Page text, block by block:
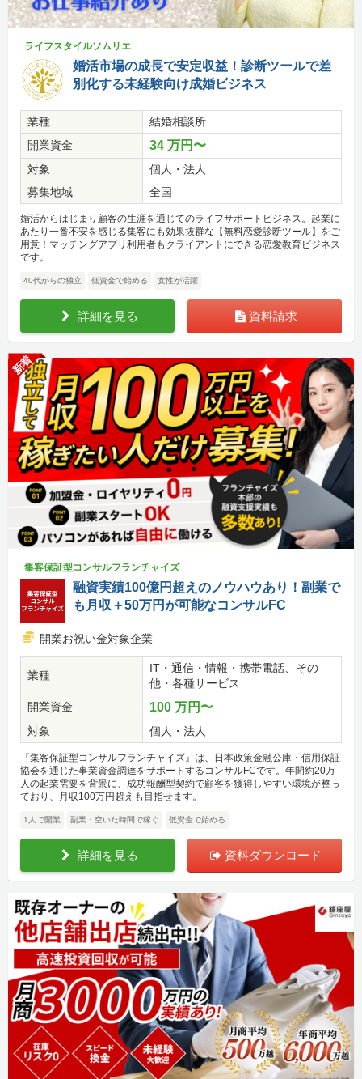
ライフスタイルソムリエ
婚活市場の成長で安定収益！診断ツールで差
別化する未経験向け成婚ビジネス
業種
結婚相談所
開業資金
34 万円〜
対象
個人・法人
募集地域
全国
婚活からはじまり顧客の生涯を通じてのライフサポートビジネス。起業に
あたり一番不安を感じる集客にも効果抜群な【無料恋愛診断ツール】をご
用意！マッチングアプリ利用者もクライアントにできる恋愛教育ビジネス
です。
40代からの独立 低資金で始める 女性が活躍
詳細を見る 資料請求
新着
集客保証型コンサルフランチャイズ
融資実績100億円超えのノウハウあり！副業で
も月収＋50万円が可能なコンサルFC
開業お祝い金対象企業
業種
IT・通信・情報・携帯電話、その
他・各種サービス
開業資金
100 万円〜
対象 個人・法人
『集客保証型コンサルフランチャイズ』は、日本政策金融公庫・信用保証
協会を通じた事業資金調達をサポートするコンサルFCです。年間約20万
人の起業需要を背景に、成功報酬型契約で顧客を獲得しやすい環境が整っ
ており、月収100万円超えも目指せます。
1人で開業 副業・空いた時間で稼ぐ 低資金で始める
詳細を見る 資料ダウンロード